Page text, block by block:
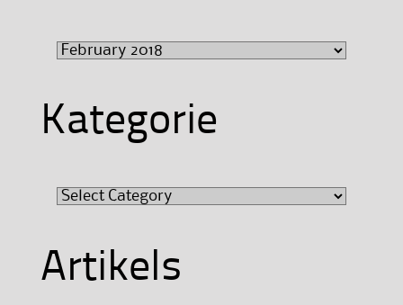
Kategorie
Artikels